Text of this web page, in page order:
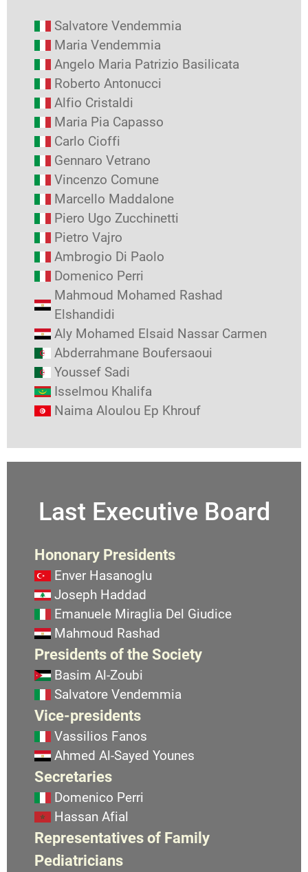
Salvatore Vendemmia
Maria Vendemmia
Angelo Maria Patrizio Basilicata
Roberto Antonucci
Alfio Cristaldi
Maria Pia Capasso
Carlo Cioffi
Gennaro Vetrano
Vincenzo Comune
Marcello Maddalone
Piero Ugo Zucchinetti
Pietro Vajro
Ambrogio Di Paolo
Domenico Perri
Mahmoud Mohamed Rashad
Elshandidi
Aly Mohamed Elsaid Nassar Carmen
Abderrahmane Boufersaoui
Youssef Sadi
Isselmou Khalifa
Naima Aloulou Ep Khrouf
Last Executive Board
Hononary Presidents
Enver Hasanoglu
Joseph Haddad
Emanuele Miraglia Del Giudice
Mahmoud Rashad
Presidents of the Society
Basim Al-Zoubi
Salvatore Vendemmia
Vice-presidents
Vassilios Fanos
Ahmed Al-Sayed Younes
Secretaries
Domenico Perri
Hassan Afial
Representatives of Family
Pediatricians